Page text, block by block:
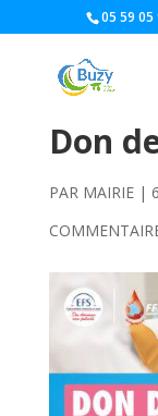
05 59 05
Don
PAR MAIRIE|